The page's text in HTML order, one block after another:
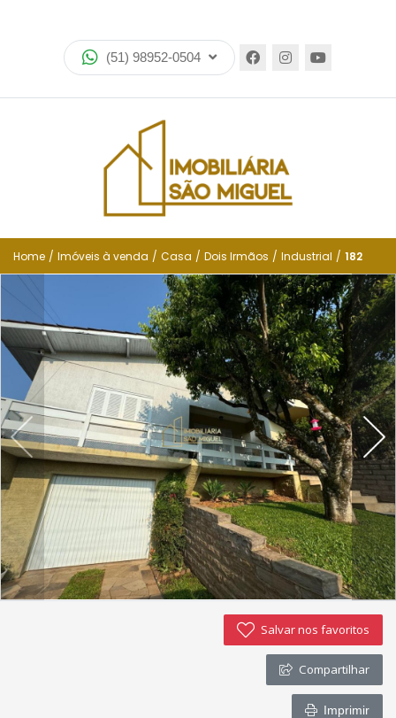
(51) 98952-0504
Imóveis
Encomende seu imóvel
Financiamento
Negocie seu imóvel
Simulador de financiamento
Negocie seu imóvel
Imóveis favoritos
Contato
Home / Imóveis à venda / Casa / Dois Irmãos / Industrial / 182
Salvar nos favoritos
Compartilhar
Imprimir